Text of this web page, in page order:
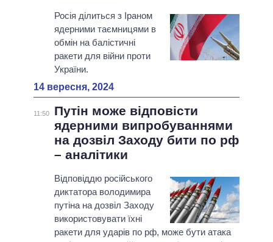
Росія ділиться з Іраном
ядерними таємницями в
обмін на балістичні
ракети для війни проти
України.
14 вересня, 2024
11:50
Путін може відповісти
ядерними випробуваннями
на дозвіл Заходу бити по рф
– аналітики
Відповіддю російського
диктатора володимира
путіна на дозвіл Заходу
використовувати їхні
ракети для ударів по рф, може бути атака